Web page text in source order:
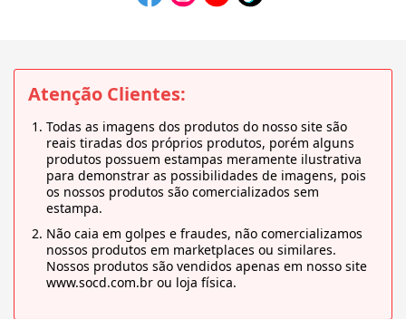
Atenção Clientes:
Todas as imagens dos produtos do nosso site são
reais tiradas dos próprios produtos, porém alguns
produtos possuem estampas meramente ilustrativa
para demonstrar as possibilidades de imagens, pois
os nossos produtos são comercializados sem
estampa.
Não caia em golpes e fraudes, não comercializamos
nossos produtos em marketplaces ou similares.
Nossos produtos são vendidos apenas em nosso site
www.socd.com.br ou loja física.